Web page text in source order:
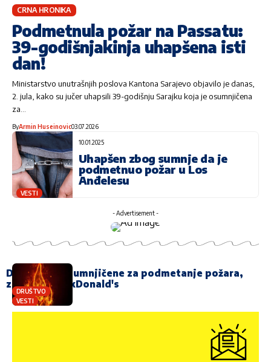
CRNA HRONIKA
Podmetnula požar na Passatu:
39-godišnjakinja uhapšena isti
dan!
Ministarstvo unutrašnjih poslova Kantona Sarajevo objavilo je danas,
2. jula, kako su jučer uhapsili 39-godišnju Sarajku koja je osumnjičena
za…
ByArmin Huseinovic03.07.2026
10.01.2025
Uhapšen zbog sumnje da je
podmetnuo požar u Los
Anđelesu
VESTI
- Advertisement -
DRUŠTVO
VESTI
Djevojčice osumnjičene za podmetanje požara,
zapalile i MekDonald's